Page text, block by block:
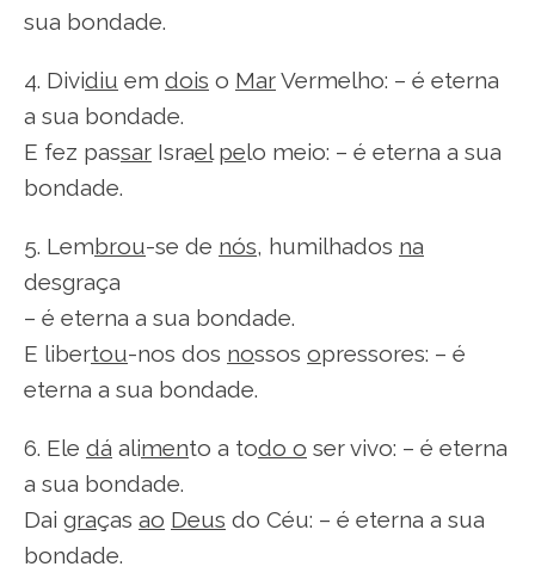
sua bondade.
4. Dividiu em dois o MarVermelho: – é eterna
a sua bondade.
E fez passar Israel pelo meio: – é eterna a sua
bondade.
5. Lembrou-se de nós, humilhados na
desgraça
– é eterna a sua bondade.
E libertou-nos dos nossos opressores: – é
eterna a sua bondade.
6. Ele dá alimento a todo o ser vivo: – é eterna
a sua bondade.
Dai graças ao Deus do Céu: – é eterna a sua
bondade.